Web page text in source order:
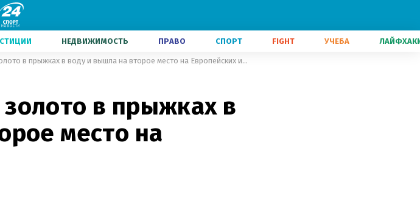
НЕДВИЖИМОСТЬ ПРАВО СПОРТ FIGHT УЧЕБА
Украина завоевала золото в прыжках в воду и вышла на второе место на Европейских играх
в прыжках в
место на